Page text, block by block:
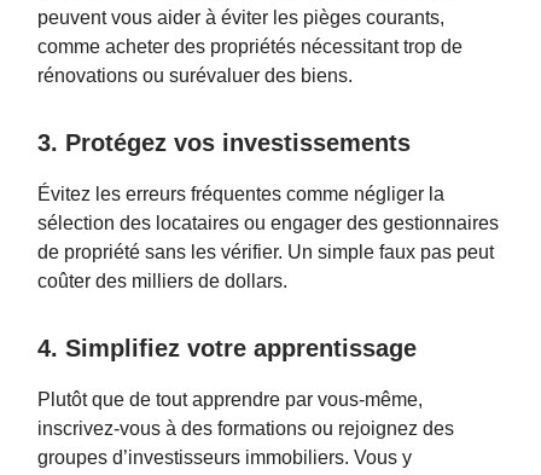
peuvent vous aider à éviter les pièges courants,
comme acheter des propriétés nécessitant trop de
rénovations ou surévaluer des biens.
3. Protégez vos investissements
Évitez les erreurs fréquentes comme négliger la
sélection des locataires ou engager des gestionnaires
de propriété sans les vérifier. Un simple faux pas peut
coûter des milliers de dollars.
4. Simplifiez votre apprentissage
Plutôt que de tout apprendre par vous-même,
inscrivez-vous à des formations ou rejoignez des
groupes d’investisseurs immobiliers. Vous y